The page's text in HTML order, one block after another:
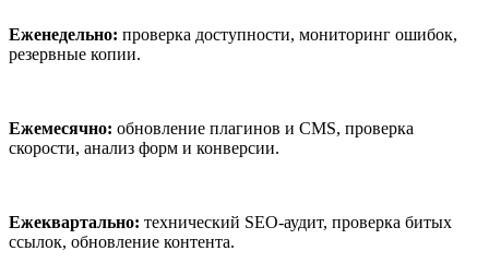
Еженедельно: проверка доступности, мониторинг ошибок,
резервные копии.
Ежемесячно: обновление плагинов и CMS, проверка
скорости, анализ форм и конверсии.
Ежеквартально: технический SEO-аудит, проверка битых
ссылок, обновление контента.